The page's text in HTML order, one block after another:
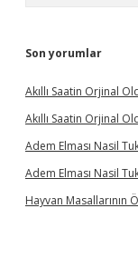
Son yorumlar
Akıllı Saatin Orjinal
Akıllı Saatin Orjinal
Adem Elması Nasil
Adem Elması Nasil
Hayvan Masallarının